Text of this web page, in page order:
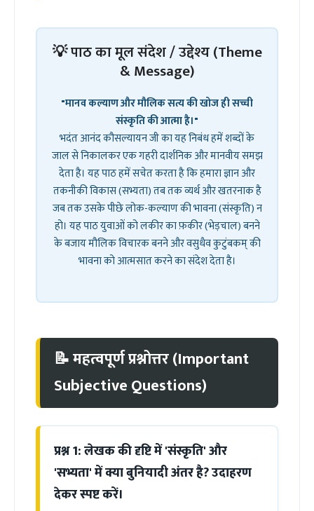
💡 पाठ का मूल संदेश / उद्देश्य (Theme
& Message)
"मानव कल्याण और मौलिक सत्य की खोज ही सच्ची
संस्कृति की आत्मा है।"
भदंत आनंद कौसल्यायन जी का यह निबंध हमें शब्दों के
जाल से निकालकर एक गहरी दार्शनिक और मानवीय समझ
देता है। यह पाठ हमें सचेत करता है कि हमारा ज्ञान और
तकनीकी विकास (सभ्यता) तब तक व्यर्थ और खतरनाक है
जब तक उसके पीछे लोक-कल्याण की भावना (संस्कृति) न
हो। यह पाठ युवाओं को लकीर का फ़कीर (भेड़चाल) बनने
के बजाय मौलिक विचारक बनने और वसुधैव कुटुंबकम् की
भावना को आत्मसात करने का संदेश देता है।
📝 महत्वपूर्ण प्रश्नोत्तर (Important
Subjective Questions)
प्रश्न 1: लेखक की दृष्टि में 'संस्कृति' और
'सभ्यता' में क्या बुनियादी अंतर है? उदाहरण
देकर स्पष्ट करें।